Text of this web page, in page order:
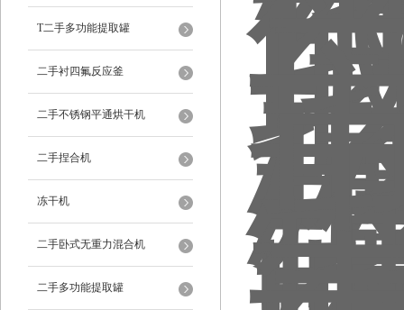
T二手多功能提取罐
二手衬四氟反应釜
二手不锈钢平通烘干机
二手捏合机
冻干机
二手卧式无重力混合机
二手多功能提取罐